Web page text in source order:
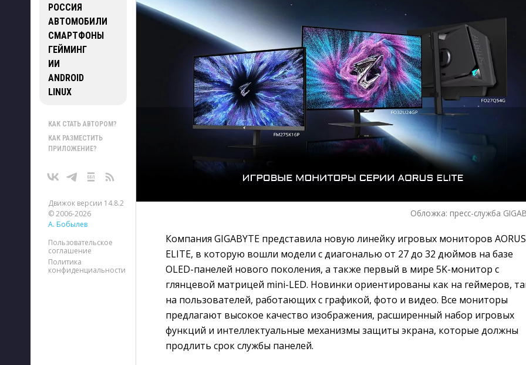
РОССИЯ
АВТОМОБИЛИ
СМАРТФОНЫ
ГЕЙМИНГ
ИИ
ANDROID
LINUX
КАК СТАТЬ АВТОРОМ?
КАК РАЗМЕСТИТЬ
ПРИЛОЖЕНИЕ?
Движок версии 14.8.2
© 2006-2026
А. Бобылев
Пользовательское
соглашение
Политика
конфиденциальности
Обложка: пресс-служба
Компания GIGABYTE представила новую линейку игровых мониторов AORUS
ELITE, в которую вошли модели с диагональю от 27 до 32 дюймов на базе
OLED-панелей нового поколения, а также первый в мире 5K-монитор с
глянцевой матрицей mini-LED. Новинки ориентированы как на геймеров,
на пользователей, работающих с графикой, фото и видео. Все мониторы
предлагают высокое качество изображения, расширенный набор игровых
функций и интеллектуальные механизмы защиты экрана, которые должны
продлить срок службы панелей.